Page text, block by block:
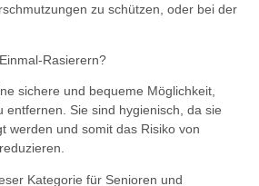
zu schützen, oder bei der
Rasierern?
sichere und bequeme Möglichkeit,
entfernen. Sie sind hygienisch, da sie
werden und somit das Risiko von
Kategorie für Senioren und